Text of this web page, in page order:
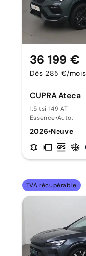
CUPRA Ateca
1.5 tsi 149 AT
Essence•Auto.
2026•Neuve
36 199 €
Dès 285 €/mois
TVA récupérable